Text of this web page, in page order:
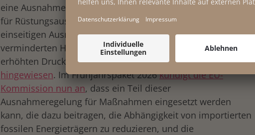
eine Ausnahme von den Maastricht-Kriterien ausschließlich
für Rüstungsausgaben. Auf die Folgen dieser verengten
einseitigen Ausnahme für Rüstungsausgaben – nämlich den
verminderten Handlungsraum für grüne Investitionen und
erhöhten Druck für Sozialkürzungen – wurde bereits
hingewiesen. Im Frühjahrspaket 2026kündigt die EU-
Kommission nun an, dass ein Teil dieser
Ausnahmeregelung für Maßnahmen eingesetzt werden
kann, die dazu beitragen, die Abhängigkeit von importierten
fossilen Energieträgern zu reduzieren, und die